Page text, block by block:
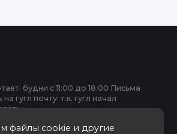
файлы cookie и другие
будни с 11:00 до 18:00 Письма
гугл почту: т.к. гугл начал